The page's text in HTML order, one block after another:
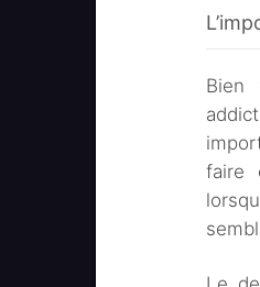
Bien
faire